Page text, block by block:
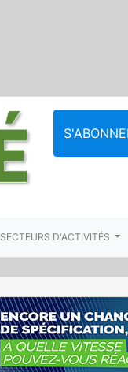
SECTEURS D'ACTIVITÉS